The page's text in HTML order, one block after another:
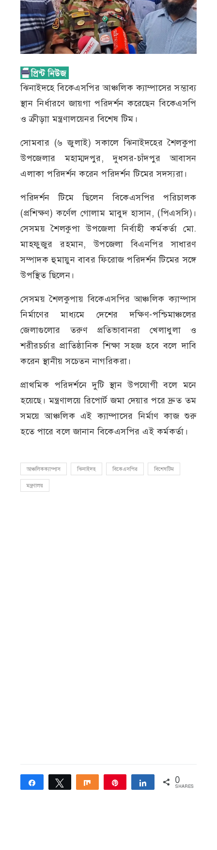
ঝিনাইদহে বিকেএসপির আঞ্চলিক ক্যাম্পাসের সম্ভাব্য
স্থান নির্ধারণে জায়গা পরিদর্শন করেছেন বিকেএসপি
ও ক্রীড়াা মন্ত্রণালয়েনর বিশেষ টিম।
সোমবার (৬ জুলাই) সকালে ঝিনাইদহের শৈলকুপা
উপজেলার মহাম্মদপুর, দুধসর-চাঁদপুর আবাসন
এলাকা পরিদর্শন করেন পরিদর্শন টিমের সদস্যরা।
পরিদর্শন টিমে ছিলেন বিকেএসপির পরিচালক
(প্রশিক্ষণ) কর্ণেল গোলাম মাবুদ হাসান, (পিএসসি)।
সেসময় শৈলকুপা উপজেলা নির্বাহী কর্মকর্তা মো.
মাহফুজুর রহমান, উপজেলা বিএনপির সাধারণ
সম্পাদক হুমায়ুন বাবর ফিরোজ পরিদর্শন টিমের সঙ্গে
উপস্থিত ছিলেন।
সেসময় শৈলকুপায় বিকেএসপির আঞ্চলিক ক্যাম্পাস
নির্মাণের মাধ্যমে দেশের দক্ষিণ-পশ্চিমাঞ্চলের
জেলাগুলোর তরুণ প্রতিভাবানরা খেলাধুলা ও
শরীরচর্চার প্রাতিষ্ঠানিক শিক্ষা সহজ হবে বলে দাবি
করেন স্থানীয় সচেতন নাগরিকরা।
প্রাথমিক পরিদর্শনে দুটি স্থান উপযোগী বলে মনে
হয়েছে। মন্ত্রণালয়ে রিপোর্ট জমা দেয়ার পরে দ্রুত তম
সময়ে আঞ্চলিক এই ক্যাম্পাসের নির্মাণ কাজ শুরু
হতে পারে বলে জানান বিকেএসপির এই কর্মকর্তা।
আঞ্চলিকক্যাম্পাস ঝিনাইদহ বিকেএসপির বিশেষটিম
মন্ত্রণালয়
Share Tweet Share Share 0
SHARES